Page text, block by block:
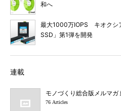
和へ
最大1000万IOPS キオクシ
SSD」第1弾を開発
連載
モノづくり総合版メルマガ
76 Articles